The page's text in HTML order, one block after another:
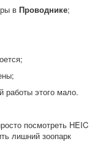
в Проводнике;
работы этого мало.
посмотреть HEIC
лишний зоопарк